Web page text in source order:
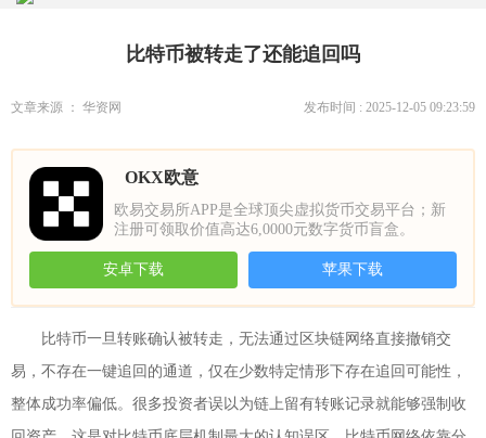
比特币被转走了还能追回吗
文章来源 ： 华资网 发布时间 : 2025-12-05 09:23:59
OKX欧意
欧易交易所APP是全球顶尖虚拟货币交易平台；新
注册可领取价值高达6,0000元数字货币盲盒。
安卓下载 苹果下载
比特币一旦转账确认被转走，无法通过区块链网络直接撤销交
易，不存在一键追回的通道，仅在少数特定情形下存在追回可能性，
整体成功率偏低。很多投资者误以为链上留有转账记录就能够强制收